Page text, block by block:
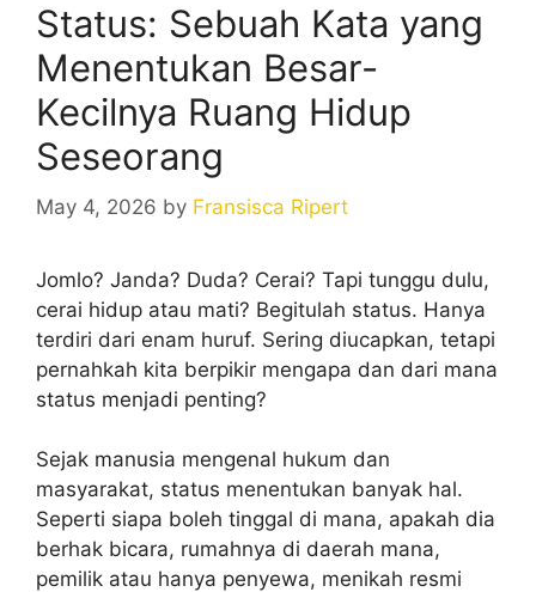
Status: Sebuah Kata yang
Menentukan Besar-
Kecilnya Ruang Hidup
Seseorang
May 4, 2026 by Fransisca Ripert
Jomlo? Janda? Duda? Cerai? Tapi tunggu dulu,
cerai hidup atau mati? Begitulah status. Hanya
terdiri dari enam huruf. Sering diucapkan, tetapi
pernahkah kita berpikir mengapa dan dari mana
status menjadi penting?
Sejak manusia mengenal hukum dan
masyarakat, status menentukan banyak hal.
Seperti siapa boleh tinggal di mana, apakah dia
berhak bicara, rumahnya di daerah mana,
pemilik atau hanya penyewa, menikah resmi